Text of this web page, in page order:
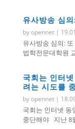
유사방송 심
byopennet|
유사방송 심의:
법학전문대학원
국회는 인터
려는 시도를
byopennet|
국회는 인터넷 동
중단해야 지난 8